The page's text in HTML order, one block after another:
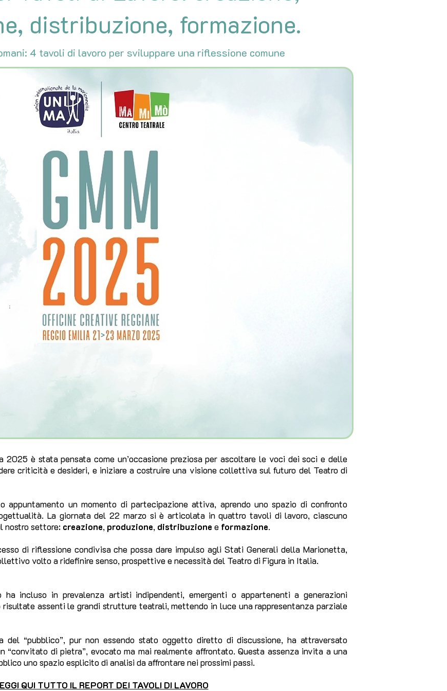
distribuzione, formazione.
4 tavoli di lavoro per sviluppare una riflessione comune
2025 è stata pensata come un’occasione preziosa per ascoltare le voci dei soci e delle
criticità e desideri, e iniziare a costruire una visione collettiva sul futuro del Teatro di
appuntamento un momento di partecipazione attiva, aprendo uno spazio di confronto
La giornata del 22 marzo si è articolata in quattro tavoli di lavoro, ciascuno
nostro settore: creazione, produzione, distribuzione e formazione.
di riflessione condivisa che possa dare impulso agli Stati Generali della Marionetta,
volto a ridefinire senso, prospettive e necessità del Teatro di Figura in Italia.
incluso in prevalenza artisti indipendenti, emergenti o appartenenti a generazioni
assenti le grandi strutture teatrali, mettendo in luce una rappresentanza parziale
“pubblico”, pur non essendo stato oggetto diretto di discussione, ha attraversato
“convitato di pietra”, evocato ma mai realmente affrontato. Questa assenza invita a una
uno spazio esplicito di analisi da affrontare nei prossimi passi.
QUI TUTTO IL REPORT DEI TAVOLI DI LAVORO